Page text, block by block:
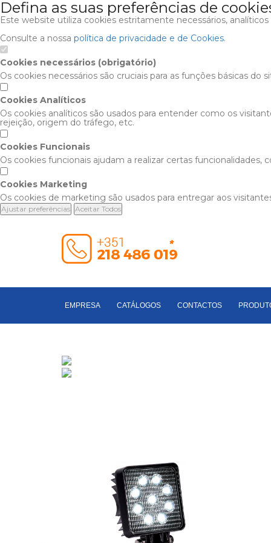
Defina as suas preferências de
Este website utiliza cookies estritamente necessários,
Consulte a nossa política de privacidade e de Cookies.
Cookies necessários (obrigatório)
Os cookies necessários são cruciais para as funções básicas
Cookies Analíticos
Os cookies analíticos são usados para entender como os
rejeição, origem do tráfego, etc.
Cookies Funcionais
Os cookies funcionais ajudam a realizar certas
Cookies Marketing
Os cookies de marketing são usados para entregar aos
Ajustar preferências Aceitar Todos
EMPRESA CATÁLOGOS CONTACTOS